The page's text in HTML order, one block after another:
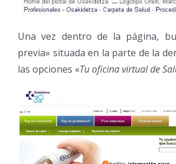
Una vez dentro de la página,
previa» situada en la parte de la
las opciones «Tu oficina virtual de